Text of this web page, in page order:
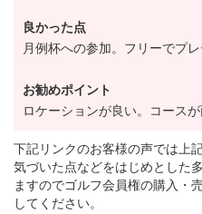
良かった点
月例杯への参加。フリーでプレ
お勧めポイント
ロケーションが良い。コースが
下記リンクのお客様の声では上
気づいた点などをはじめとした
ますのでゴルフ会員権の購入・
してください。